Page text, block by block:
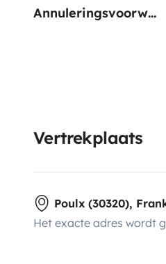
Annuleringsvoorwaarden
Vertrekplaats
Poulx (30320),
Het exacte adres wordt